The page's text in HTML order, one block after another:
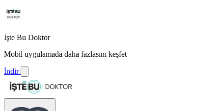
İşte Bu Doktor
Mobil uygulamada daha fazlasını keşfet
İndir